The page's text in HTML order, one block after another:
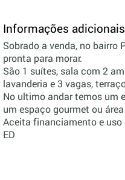
Informações
Sobrado a venda, no bairro
pronta para morar.
São 1 suítes, sala com 2
lavanderia e 3 vagas,
No ultimo andar temos um
um espaço gourmet ou
Aceita financiamento e uso
ED